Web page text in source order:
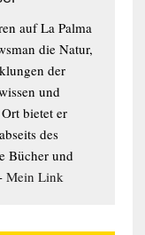
auf La Palma
die Natur,
der
und
bietet er
des
Bücher und
Mein Link